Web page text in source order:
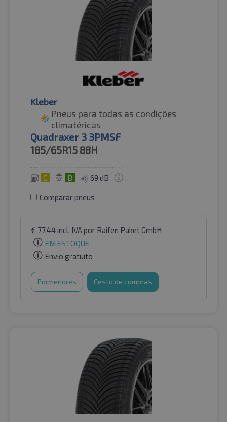
Kleber
Pneus para todas as condições
climatéricas
Quadraxer 3 3PMSF
185/65R15 88H
C B 69 dB
Comparar pneus
€ 77.44incl. IVApor Raifen Paket GmbH
EM ESTOQUE
Envio gratuito
Pormenores Cesto de compras